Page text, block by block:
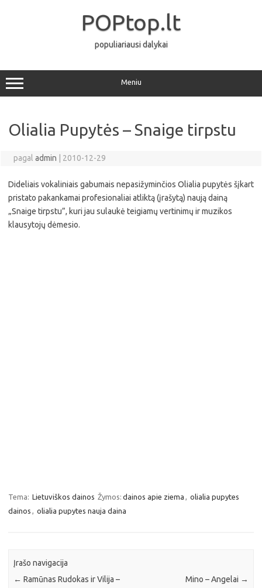
POPtop.lt
populiariausi dalykai
Meniu
Olialia Pupytės – Snaige tirpstu
pagal admin 2010-12-29
Dideliais vokaliniais gabumais nepasižyminčios Olialia pupytės šįkart
pristato pakankamai profesionaliai atliktą (įrašytą) naują dainą
„Snaige tirpstu”, kuri jau sulaukė teigiamų vertinimų ir muzikos
klausytojų dėmesio.
Tema: Lietuviškos dainos Žymos: dainos apie ziema , olialia pupytes
dainos , olialia pupytes nauja daina
Įrašo navigacija
← Ramūnas Rudokas ir Vilija –
Mino – Angelai →